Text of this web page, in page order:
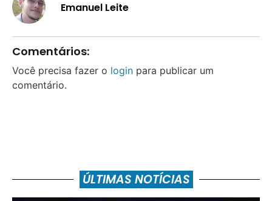
Emanuel Leite
Comentários:
Você precisa fazer o login para publicar um
comentário.
ÚLTIMAS NOTÍCIAS